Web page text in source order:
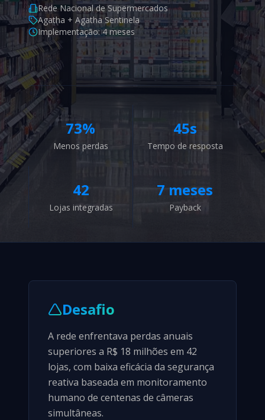
Rede Nacional de Supermercados
Agatha + Agatha Sentinela
Implementação: 4 meses
73%
Menos perdas
45s
Tempo de resposta
42
Lojas integradas
7 meses
Payback
Desafio
A rede enfrentava perdas anuais
superiores a R$ 18 milhões em 42
lojas, com baixa eficácia da segurança
reativa baseada em monitoramento
humano de centenas de câmeras
simultâneas.